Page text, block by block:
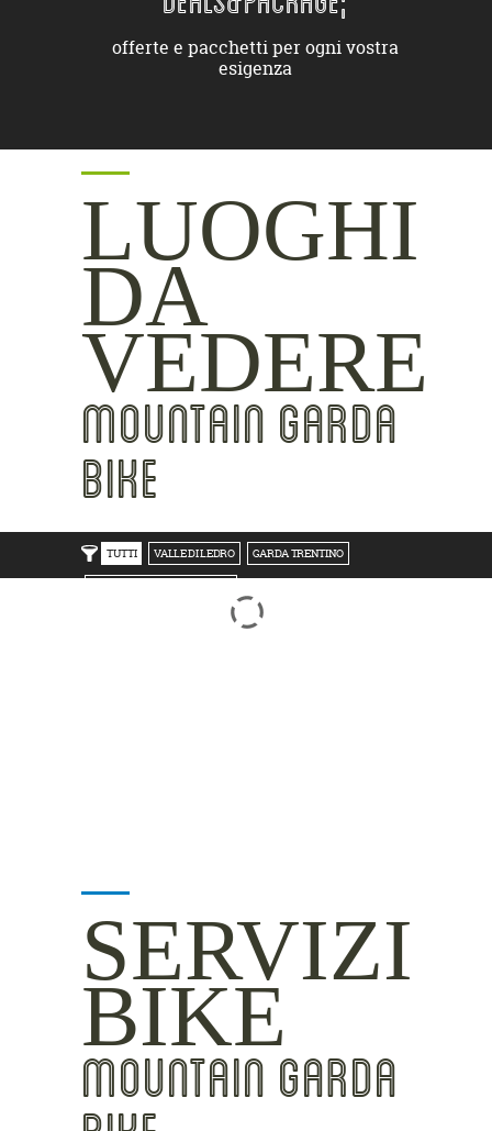
offerte e pacchetti per ogni vostra
esigenza
LUOGHI
DA
VEDERE
MOUNTAIN GARDA
BIKE
TUTTI VALLE DI LEDRO GARDA TRENTINO
ROVERETO M.BALDO V/GRESTA
SERVIZI
BIKE
MOUNTAIN GARDA